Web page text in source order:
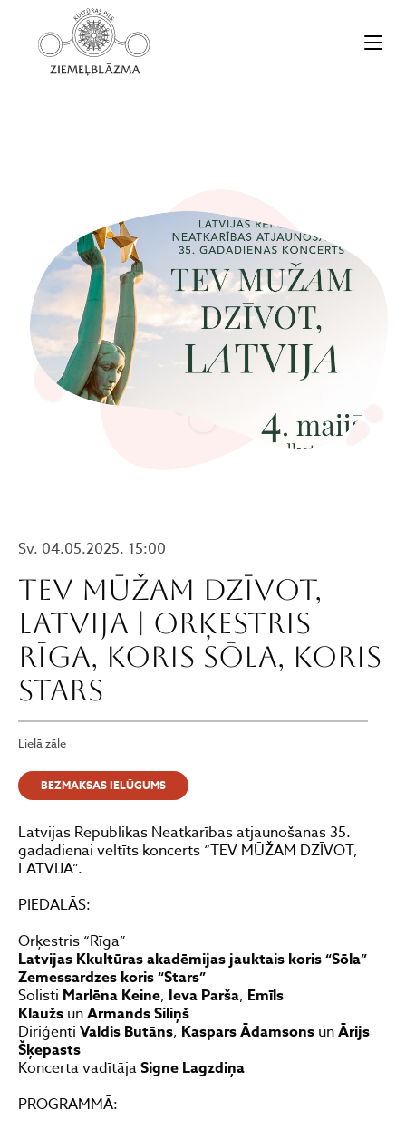
Sv. 04.05.2025. 15:00
TEV MŪŽAM DZĪVOT,
LATVIJA | Orķestris
RĪGA, koris SŌLA, koris
STARS
Lielā zāle
BEZMAKSAS IELŪGUMS
Latvijas Republikas Neatkarības atjaunošanas 35.
gadadienai veltīts koncerts “TEV MŪŽAM DZĪVOT,
LATVIJA”.
PIEDALĀS:
Orķestris “Rīga”
Latvijas Kkultūras akadēmijas jauktais koris “Sōla”
Zemessardzes koris “Stars”
Solisti Marlēna Keine, Ieva Parša, Emīls
Klaužs unArmands Siliņš
Diriģenti Valdis Butāns, Kaspars Ādamsons unĀrijs
Šķepasts
Koncerta vadītājaSigne Lagzdiņa
PROGRAMMĀ: